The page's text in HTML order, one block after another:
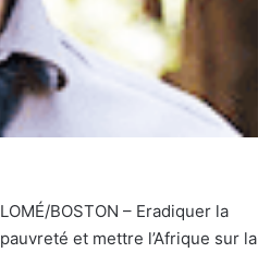
LOMÉ/BOSTON – Eradiquer la
pauvreté et mettre l’Afrique sur la